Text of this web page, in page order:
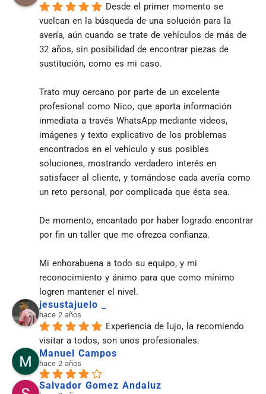
Desde el primer momento se
vuelcan en la búsqueda de una solución para la
avería, aún cuando se trate de vehículos de más de
32 años, sin posibilidad de encontrar piezas de
sustitución, como es mi caso.
Trato muy cercano por parte de un excelente
profesional como Nico, que aporta información
inmediata a través WhatsApp mediante videos,
imágenes y texto explicativo de los problemas
encontrados en el vehículo y sus posibles
soluciones, mostrando verdadero interés en
satisfacer al cliente, y tomándose cada avería como
un reto personal, por complicada que ésta sea.
De momento, encantado por haber logrado encontrar
por fin un taller que me ofrezca confianza.
Mi enhorabuena a todo su equipo, y mi
reconocimiento y ánimo para que como mínimo
logren mantener el nivel.
jesustajuelo _
hace 2 años
Experiencia de lujo, la recomiendo
visitar a todos, son unos profesionales.
Manuel Campos
hace 2 años
Salvador Gomez Andaluz